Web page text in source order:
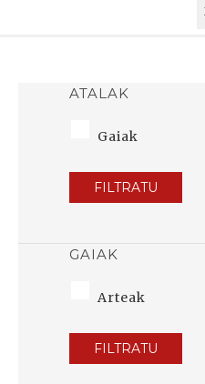
ATALAK
Gaiak
FILTRATU
GAIAK
Arteak
FILTRATU